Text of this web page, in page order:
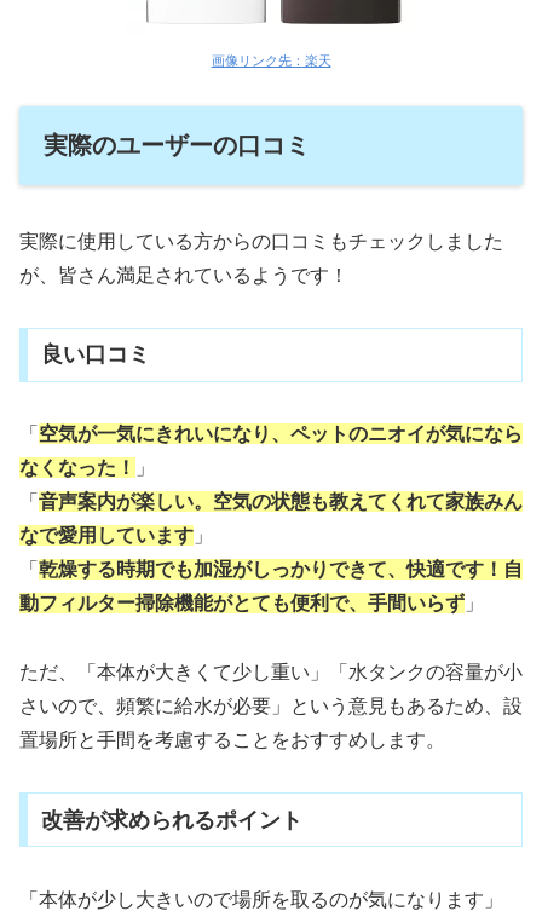
画像リンク先：楽天
実際のユーザーの口コミ
実際に使用している方からの口コミもチェックしました
が、皆さん満足されているようです！
良い口コミ
「 空気が一気にきれいになり、ペットのニオイが気になら
なくなった！
」
「 音声案内が楽しい。空気の状態も教えてくれて家族みん
なで愛用しています 」
「 乾燥する時期でも加湿がしっかりできて、快適です！自
動フィルター掃除機能がとても便利で、手間いらず 」
ただ、「本体が大きくて少し重い」「水タンクの容量が小
さいので、頻繁に給水が必要」という意見もあるため、設
置場所と手間を考慮することをおすすめします。
改善が求められるポイント
「本体が少し大きいので場所を取るのが気になります」